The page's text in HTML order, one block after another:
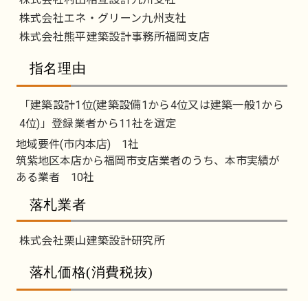
株式会社エネ・グリーン九州支社
株式会社熊平建築設計事務所福岡支店
指名理由
「建築設計1位(建築設備1から4位又は建築一般1から
4位)」登録業者から11社を選定
地域要件(市内本店) 1社
筑紫地区本店から福岡市支店業者のうち、本市実績が
ある業者 10社
落札業者
株式会社栗山建築設計研究所
落札価格(消費税抜)